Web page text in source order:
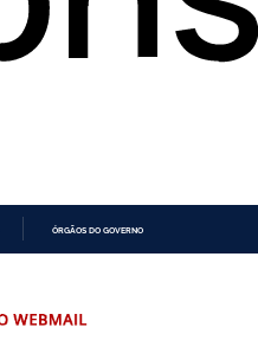
ÓRGÃOS DO GOVERNO